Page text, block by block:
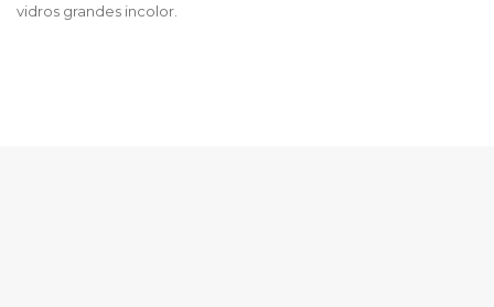
vidros grandes incolor.